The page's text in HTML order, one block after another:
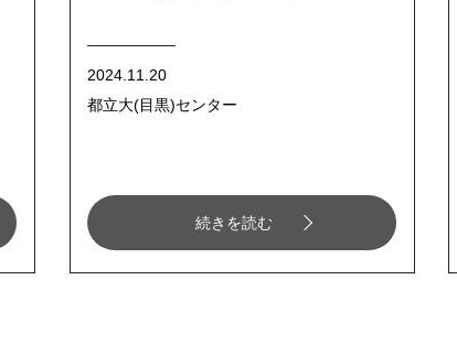
2024.11.20
都立大(目黒)センター
続きを読む